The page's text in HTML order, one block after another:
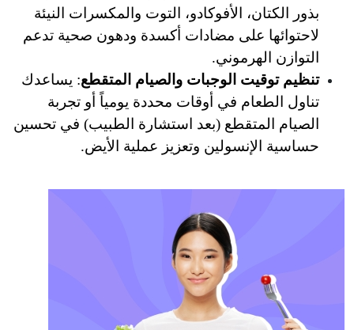
بذور الكتان، الأفوكادو، التوت والمكسرات النيئة
لاحتوائها على مضادات أكسدة ودهون صحية تدعم
الوجبات والصيام المتقطع
: يساعدك
تناول الطعام في أوقات محددة يومياً أو تجربة
الصيام المتقطع (بعد استشارة الطبيب) في تحسين
وتعزيز عملية الأيض.